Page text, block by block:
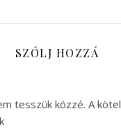
SZÓLJ HOZZÁ
tesszük közzé. A